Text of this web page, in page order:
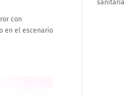
con
en el escenario
sanitaria